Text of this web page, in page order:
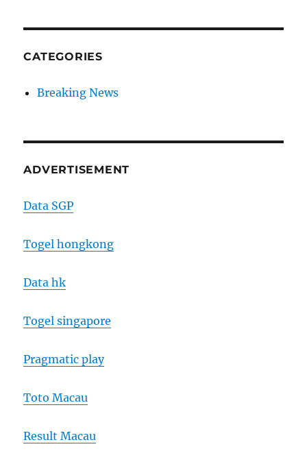
CATEGORIES
Breaking News
ADVERTISEMENT
Data SGP
Togel hongkong
Data hk
Togel singapore
Pragmatic play
Toto Macau
Result Macau